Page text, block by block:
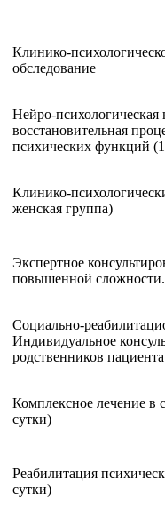
Клинико-
обследование
Нейро-психологическая
восстановительная
психических функций (1
Клинико-
женская группа)
Экспертное
повышенной сложности.
Социально-
Индивидуальное
родственников
Комплексное лечение в
сутки)
Реабилитация
сутки)